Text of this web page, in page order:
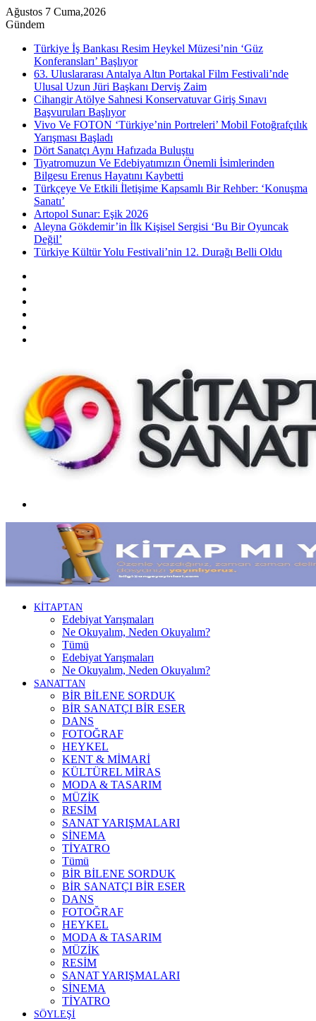
Ağustos 7 Cuma,2026
Gündem
Türkiye İş Bankası Resim Heykel Müzesi’nin ‘Güz
Konferansları’ Başlıyor
63. Uluslararası Antalya Altın Portakal Film Festivali’nde
Ulusal Uzun Jüri Başkanı Derviş Zaim
Cihangir Atölye Sahnesi Konservatuvar Giriş Sınavı
Başvuruları Başlıyor
Vivo Ve FOTON ‘Türkiye’nin Portreleri’ Mobil Fotoğrafçılık
Yarışması Başladı
Dört Sanatçı Aynı Hafızada Buluştu
Tiyatromuzun Ve Edebiyatımızın Önemli İsimlerinden
Bilgesu Erenus Hayatını Kaybetti
Türkçeye Ve Etkili İletişime Kapsamlı Bir Rehber: ‘Konuşma
Sanatı’
Artopol Sunar: Eşik 2026
Aleyna Gökdemir’in İlk Kişisel Sergisi ‘Bu Bir Oyuncak
Değil’
Türkiye Kültür Yolu Festivali’nin 12. Durağı Belli Oldu
KİTAPTAN
Edebiyat Yarışmaları
Ne Okuyalım, Neden Okuyalım?
Tümü
Edebiyat Yarışmaları
Ne Okuyalım, Neden Okuyalım?
SANATTAN
BİR BİLENE SORDUK
BİR SANATÇI BİR ESER
DANS
FOTOĞRAF
HEYKEL
KENT & MİMARİ
KÜLTÜREL MİRAS
MODA & TASARIM
MÜZİK
RESİM
SANAT YARIŞMALARI
SİNEMA
TİYATRO
Tümü
BİR BİLENE SORDUK
BİR SANATÇI BİR ESER
DANS
FOTOĞRAF
HEYKEL
MODA & TASARIM
MÜZİK
RESİM
SANAT YARIŞMALARI
SİNEMA
TİYATRO
SÖYLEŞİ